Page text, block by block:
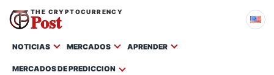
THE CRYPTOCURRENCY
Post
NOTICIAS MERCADOS APRENDER
MERCADOS DE PREDICCION